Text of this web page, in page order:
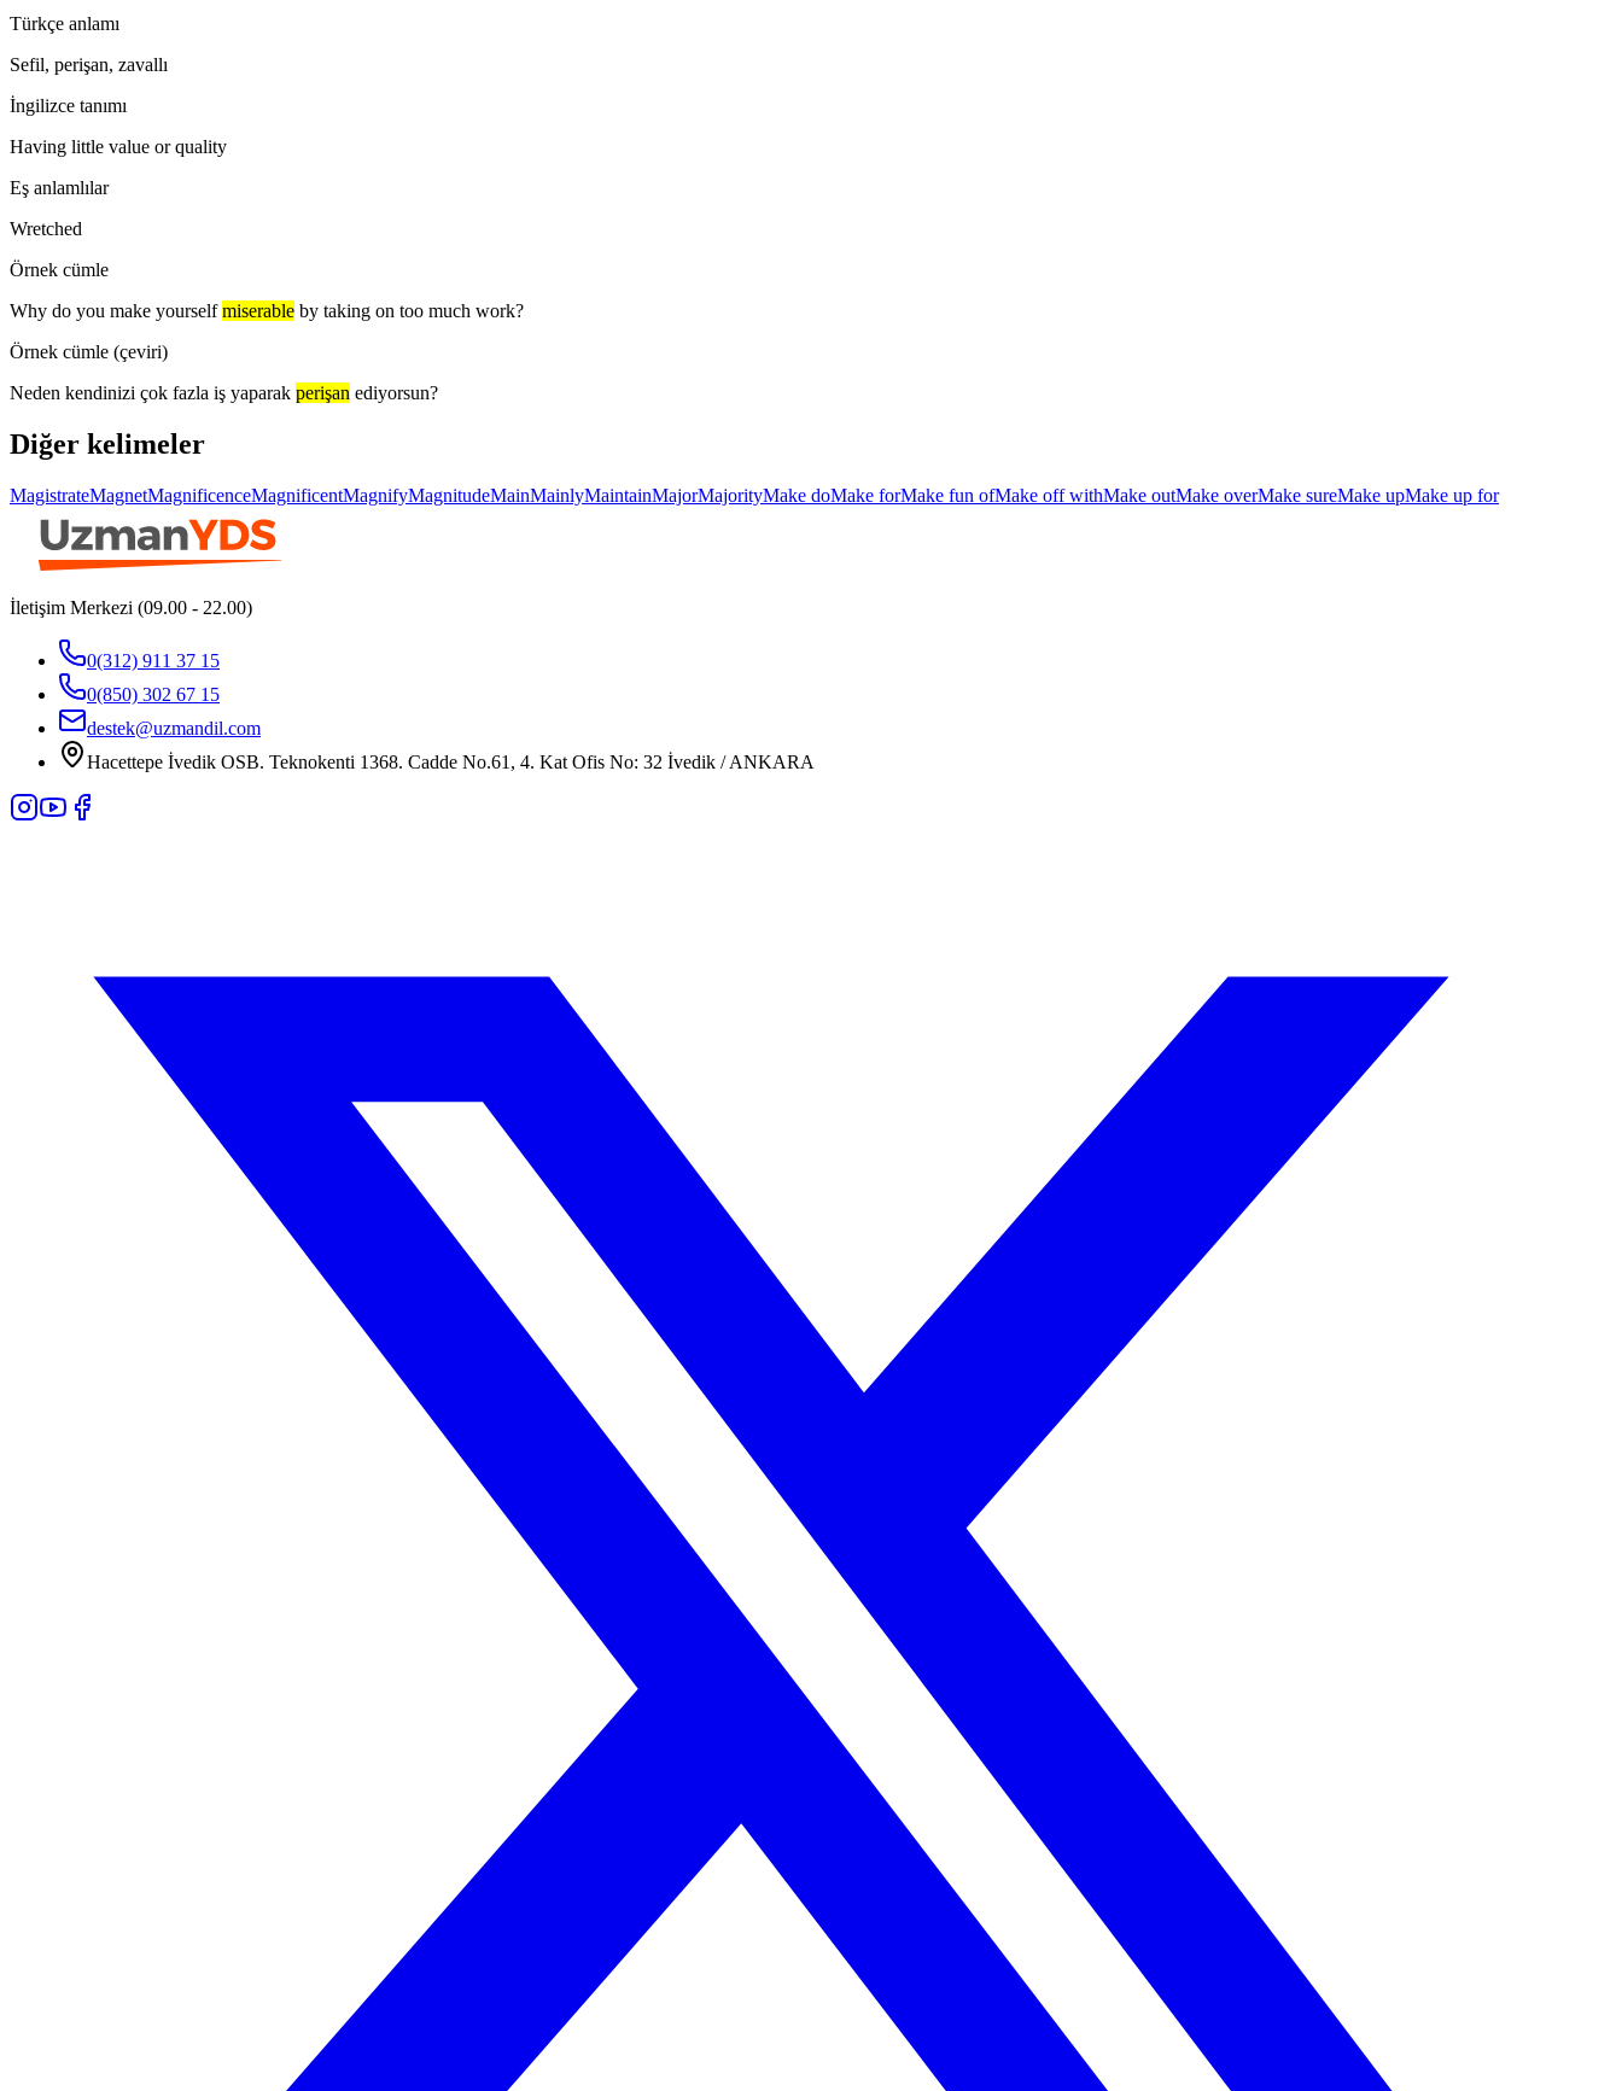
Türkçe anlamı
Sefil, perişan, zavallı
İngilizce tanımı
Having little value or quality
Eş anlamlılar
Wretched
Örnek cümle
Why do you make yourself miserable by taking on too much work?
Örnek cümle (çeviri)
Neden kendinizi çok fazla iş yaparak perişan ediyorsun?
Diğer kelimeler
MagistrateMagnetMagnificenceMagnificentMagnifyMagnitudeMainMainlyMaintainMajorMajorityMake doMake forMake fun ofMake off withMake outMake overMake sureMake upMake up for
İletişim Merkezi (09.00 - 22.00)
0(312) 911 37 15
0(850) 302 67 15
destek@uzmandil.com
Hacettepe İvedik OSB. Teknokenti 1368. Cadde No.61, 4. Kat Ofis No: 32 İvedik / ANKARA